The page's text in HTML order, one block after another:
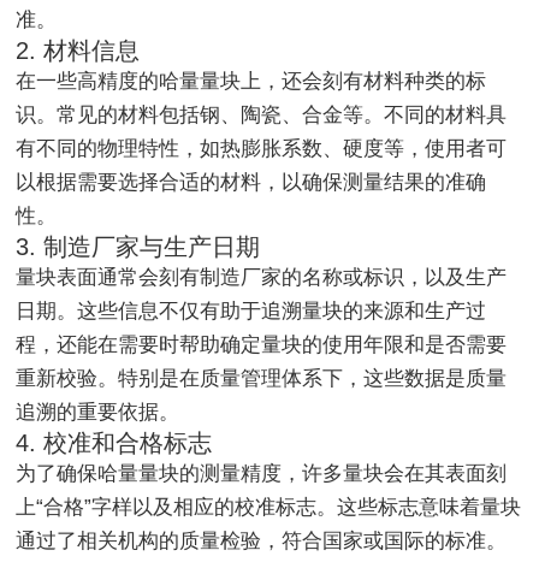
准。
2. 材料信息
在一些高精度的哈量量块上，还会刻有材料种类的标
识。常见的材料包括钢、陶瓷、合金等。不同的材料具
有不同的物理特性，如热膨胀系数、硬度等，使用者可
以根据需要选择合适的材料，以确保测量结果的准确
性。
3. 制造厂家与生产日期
量块表面通常会刻有制造厂家的名称或标识，以及生产
日期。这些信息不仅有助于追溯量块的来源和生产过
程，还能在需要时帮助确定量块的使用年限和是否需要
重新校验。特别是在质量管理体系下，这些数据是质量
追溯的重要依据。
4. 校准和合格标志
为了确保哈量量块的测量精度，许多量块会在其表面刻
上“合格”字样以及相应的校准标志。这些标志意味着量块
通过了相关机构的质量检验，符合国家或国际的标准。